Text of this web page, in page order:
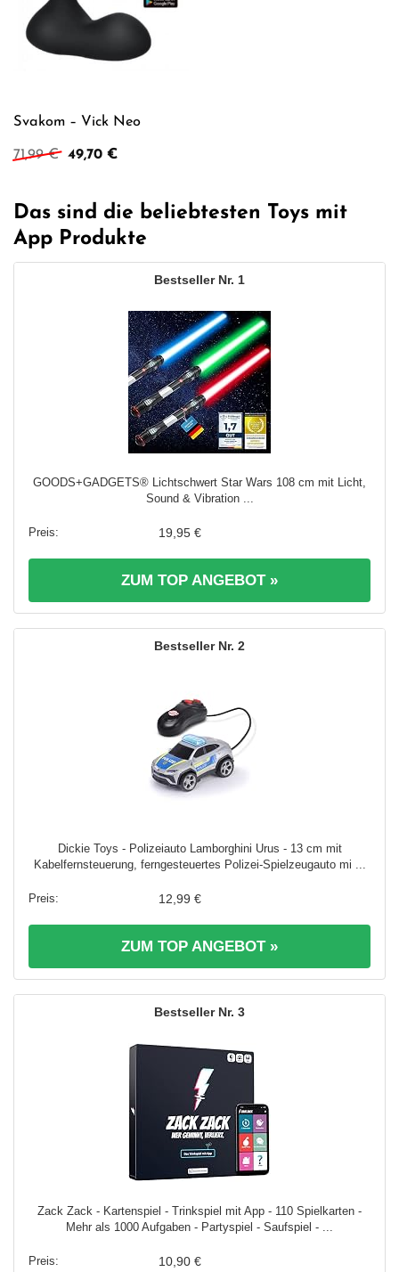
Svakom – Vick Neo
71,99€
Ursprünglicher
49,70 €Aktueller
Das sind die beliebtesten Toys mit
App Produkte
1
GOODS+GADGETS® Lichtschwert Star Wars 108 cm mit Licht,
Sound & Vibration ...
19,95 €
ZUM TOP ANGEBOT »
2
Dickie Toys - Polizeiauto Lamborghini Urus - 13 cm mit
Kabelfernsteuerung, ferngesteuertes Polizei-Spielzeugauto mi ...
12,99 €
ZUM TOP ANGEBOT »
3
Zack Zack - Kartenspiel - Trinkspiel mit App - 110 Spielkarten -
Mehr als 1000 Aufgaben - Partyspiel - Saufspiel - ...
10,90 €